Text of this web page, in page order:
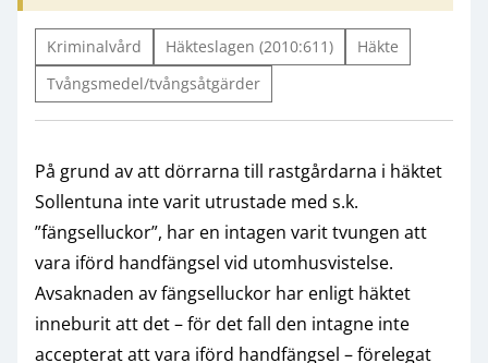
Kriminalvård Häkteslagen (2010:611)
Häkte
Tvångsmedel/tvångsåtgärder
På grund av att dörrarna till rastgårdarna i häktet
Sollentuna inte varit utrustade med s.k.
”fängselluckor”, har en intagen varit tvungen att
vara iförd handfängsel vid utomhusvistelse.
Avsaknaden av fängselluckor har enligt häktet
inneburit att det – för det fall den intagne inte
accepterat att vara iförd handfängsel – förelegat